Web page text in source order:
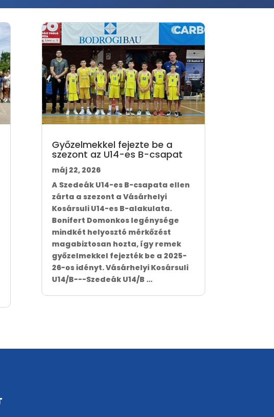
Győzelmekkel fejezte be a
szezont az U14-es B-csapat
máj 22, 2026
A Szedeák U14-es B-csapata ellen
zárta a szezont a Vásárhelyi
Kosársuli U14-es B-alakulata.
Bonifert Domonkos legénysége
mindkét helyosztó mérkőzést
magabiztosan hozta, így remek
győzelmekkel fejezték be a 2025-
26-os idényt. Vásárhelyi Kosársuli
U14/B---Szedeák U14/B ...